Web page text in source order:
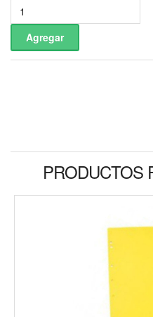
PRODUCTOS